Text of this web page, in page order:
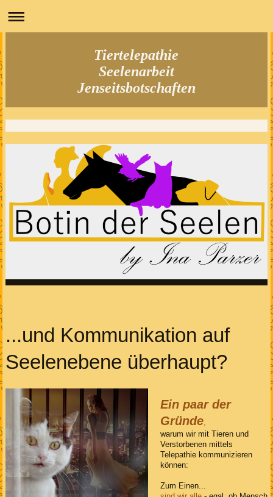
Tiertelepathie
Seelenarbeit
Jenseitsbotschaften
...und Kommunikation auf
Seelenebene überhaupt?
Ein paar der
Gründe,
warum wir mit Tieren und
Verstorbenen mittels
Telepathie kommunizieren
können:
Zum Einen...